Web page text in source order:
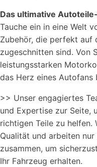
Das ultimative
Tauche ein in eine Welt
Zubehör, die perfekt auf
zugeschnitten sind. Von
leistungsstarken
das Herz eines Autofans
>> Unser engagiertes
und Expertise zur Seite,
richtigen Teile zu
Qualität und arbeiten
zusammen, um
Ihr Fahrzeug erhalten.